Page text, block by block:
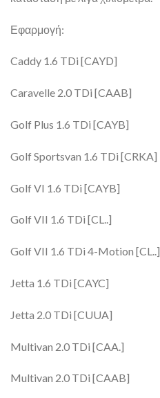
Εφαρμογή:
Caddy 1.6 TDi [CAYD]
Caravelle 2.0 TDi [CAAB]
Golf Plus 1.6 TDi [CAYB]
Golf Sportsvan 1.6 TDi [CRKA]
Golf VI 1.6 TDi [CAYB]
Golf VII 1.6 TDi [CL..]
Golf VII 1.6 TDi 4-Motion [CL..]
Jetta 1.6 TDi [CAYC]
Jetta 2.0 TDi [CUUA]
Multivan 2.0 TDi [CAA.]
Multivan 2.0 TDi [CAAB]